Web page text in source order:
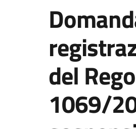
del
1069/